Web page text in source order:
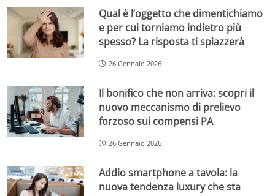
Qual è l’oggetto che dimentichiamo
e per cui torniamo indietro più
spesso? La risposta ti spiazzerà
26 Gennaio 2026
Il bonifico che non arriva: scopri il
nuovo meccanismo di prelievo
forzoso sui compensi PA
26 Gennaio 2026
Addio smartphone a tavola: la
nuova tendenza luxury che sta